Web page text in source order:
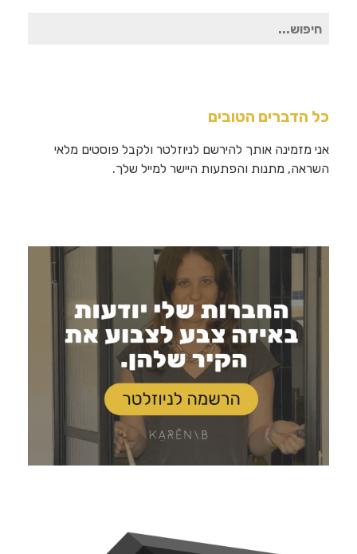
חיפוש
כל הדברים הטובים
אני מזמינה אותך להירשם לניוזלטר ולקבל פוסטים מלאי
השראה, מתנות והפתעות היישר למייל שלך.